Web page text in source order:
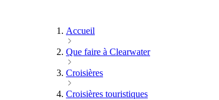
Accueil
Que faire à Clearwater
Croisières
Croisières touristiques